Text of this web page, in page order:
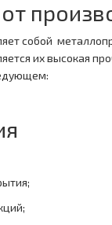
собой
их высокая